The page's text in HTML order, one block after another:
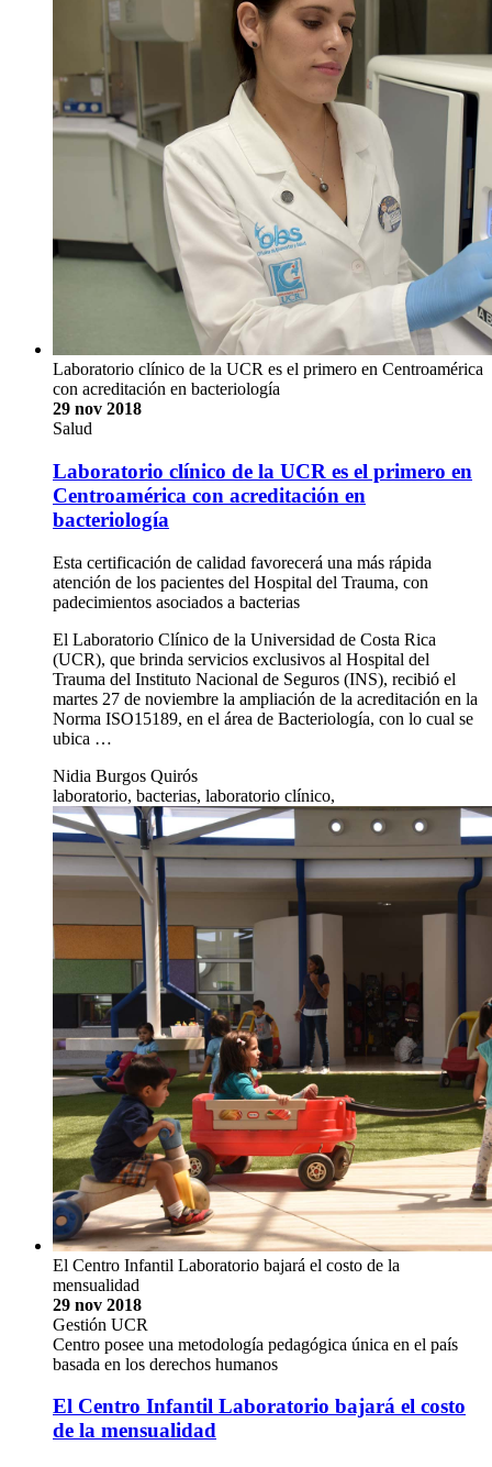
Laboratorio clínico de la UCR es el primero en Centroamérica
con acreditación en bacteriología
29 nov 2018
Salud
Laboratorio clínico de la UCR es el primero en
Centroamérica con acreditación en
bacteriología
Esta certificación de calidad favorecerá una más rápida
atención de los pacientes del Hospital del Trauma, con
padecimientos asociados a bacterias
El Laboratorio Clínico de la Universidad de Costa Rica
(UCR), que brinda servicios exclusivos al Hospital del
Trauma del Instituto Nacional de Seguros (INS), recibió el
martes 27 de noviembre la ampliación de la acreditación en la
Norma ISO15189, en el área de Bacteriología, con lo cual se
ubica …
Nidia Burgos Quirós
laboratorio, bacterias, laboratorio clínico,
El Centro Infantil Laboratorio bajará el costo de la
mensualidad
29 nov 2018
Gestión UCR
Centro posee una metodología pedagógica única en el país
basada en los derechos humanos
El Centro Infantil Laboratorio bajará el costo
de la mensualidad